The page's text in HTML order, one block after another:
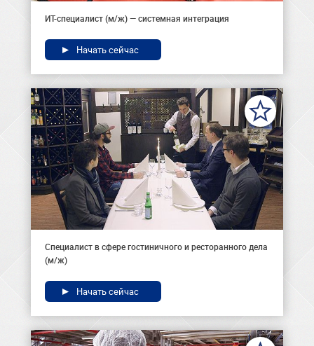
ИТ-специалист (м/ж) — системная интеграция
Начать сейчас
Специалист в сфере гостиничного и ресторанного дела
(м/ж)
Начать сейчас